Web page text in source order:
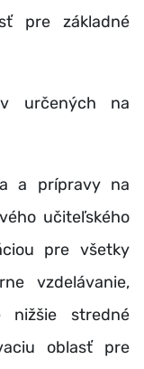
pre základné
určených na
a prípravy na
učiteľského
pre všetky
vzdelávanie,
nižšie stredné
oblasť pre